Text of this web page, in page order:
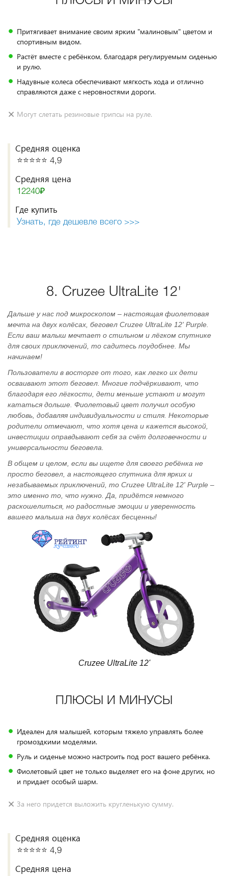
Притягивает внимание своим ярким "малиновым" цветом и
спортивным видом.
Растёт вместе с ребёнком, благодаря регулируемым сиденью
и рулю.
Надувные колеса обеспечивают мягкость хода и отлично
справляются даже с неровностями дороги.
Могут слетать резиновые грипсы на руле.
Средняя оценка
⭐️⭐️⭐️⭐️⭐️ 4,9
Средняя цена
12240₽
Где купить
Узнать, где дешевле всего >>>
8. Cruzee UltraLite 12'
Дальше у нас под микроскопом – настоящая фиолетовая
мечта на двух колёсах, беговел Cruzee UltraLite 12' Purple.
Если ваш малыш мечтает о стильном и лёгком спутнике
для своих приключений, то садитесь поудобнее. Мы
начинаем!
Пользователи в восторге от того, как легко их дети
осваивают этот беговел. Многие подчёркивают, что
благодаря его лёгкости, дети меньше устают и могут
кататься дольше. Фиолетовый цвет получил особую
любовь, добавляя индивидуальности и стиля. Некоторые
родители отмечают, что хотя цена и кажется высокой,
инвестиции оправдывают себя за счёт долговечности и
универсальности беговела.
В общем и целом, если вы ищете для своего ребёнка не
просто беговел, а настоящего спутника для ярких и
незабываемых приключений, то Cruzee UltraLite 12' Purple –
это именно то, что нужно. Да, придётся немного
раскошелиться, но радостные эмоции и уверенность
вашего малыша на двух колёсах бесценны!
Cruzee UltraLite 12'
ПЛЮСЫ И МИНУСЫ
Идеален для малышей, которым тяжело управлять более
громоздкими моделями.
Руль и сиденье можно настроить под рост вашего ребёнка.
Фиолетовый цвет не только выделяет его на фоне других, но
и придает особый шарм.
За него придется выложить кругленькую сумму.
Средняя оценка
⭐️⭐️⭐️⭐️⭐️ 4,9
Средняя цена